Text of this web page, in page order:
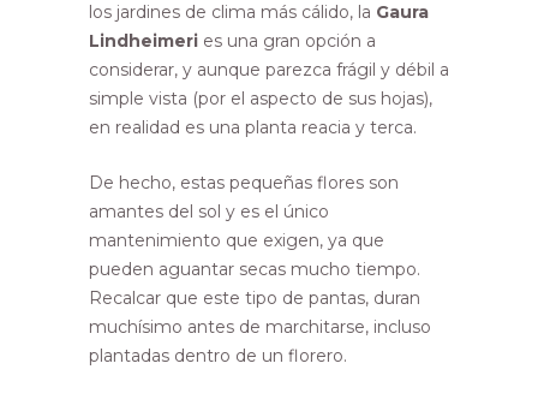
los jardines de clima más cálido, la Gaura
Lindheimeri es una gran opción a
considerar, y aunque parezca frágil y débil a
simple vista (por el aspecto de sus hojas),
en realidad es una planta reacia y terca.
De hecho, estas pequeñas flores son
amantes del sol y es el único
mantenimiento que exigen, ya que
pueden aguantar secas mucho tiempo.
Recalcar que este tipo de pantas, duran
muchísimo antes de marchitarse, incluso
plantadas dentro de un florero.